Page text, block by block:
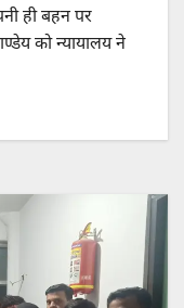
ही बहन पर
को न्यायालय ने